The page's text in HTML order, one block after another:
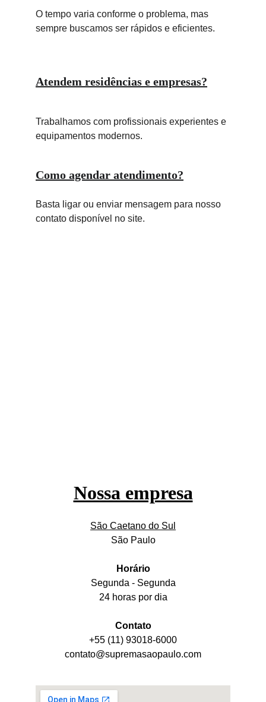
O tempo varia conforme o problema, mas
sempre buscamos ser rápidos e eficientes.
Trabalhamos com profissionais experientes e
equipamentos modernos.
Atendem residências e empresas?
Como agendar atendimento?
Basta ligar ou enviar mensagem para nosso
contato disponível no site.
Nossa empresa
São Caetano do Sul
São Paulo
Horário
Segunda - Segunda
24 horas por dia
Contato
+55 (11) 93018-6000
contato@supremasaopaulo.com